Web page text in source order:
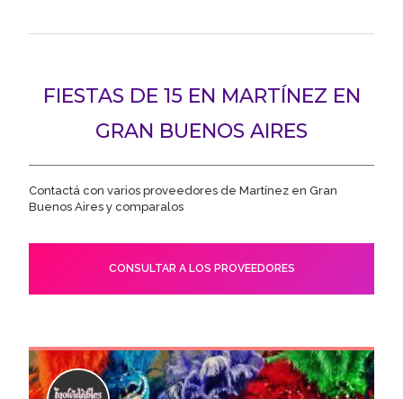
FIESTAS DE 15 EN MARTÍNEZ EN
GRAN BUENOS AIRES
Contactá con varios proveedores de Martínez en Gran
Buenos Aires y comparalos
CONSULTAR A LOS PROVEEDORES